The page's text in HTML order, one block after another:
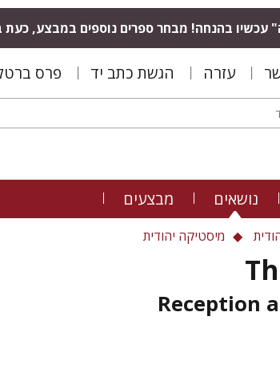
עכשיו בהנחה! מבחר ספרים נוספים במבצע, כעת
עזרה הגשת כתב יד פרס
נושאים מבצעים
מיסטיקה יהודית
Reception